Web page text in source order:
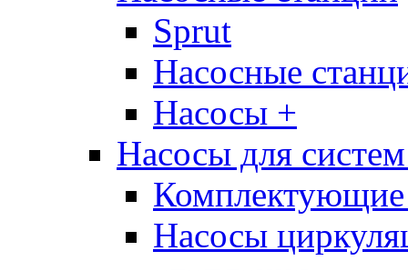
Sprut
Насосные
Насосы +
Насосы для
Комплектующие
Насосы